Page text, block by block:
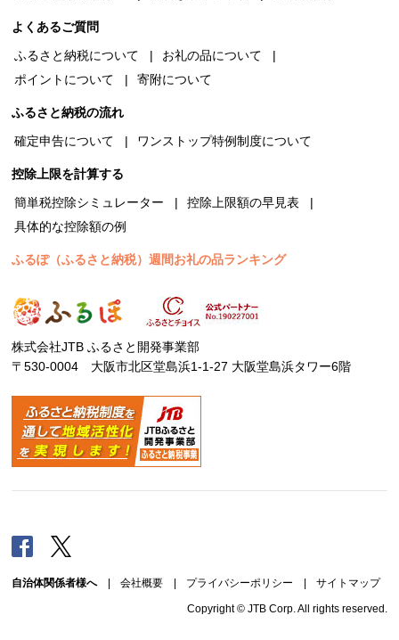
よくあるご質問
ふるさと納税について
お礼の品について
ポイントについて
寄附について
ふるさと納税の流れ
確定申告について
ワンストップ特例制度について
控除上限を計算する
簡単税控除シミュレーター
控除上限額の早見表
具体的な控除額の例
ふるぽ（ふるさと納税）週間お礼の品ランキング
株式会社JTB ふるさと開発事業部
〒530-0004 大阪市北区堂島浜1-1-27 大阪堂島浜タワー6階
Facebook
自治体関係者様へ| 会社概要 プライバシーポリシー サイトマップ
Copyright © JTB Corp. All rights reserved.